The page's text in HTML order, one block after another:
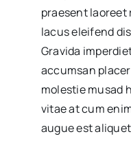
praesent laoreet
lacus eleifend
Gravida
accumsan
molestie musad
vitae at cum
augue est